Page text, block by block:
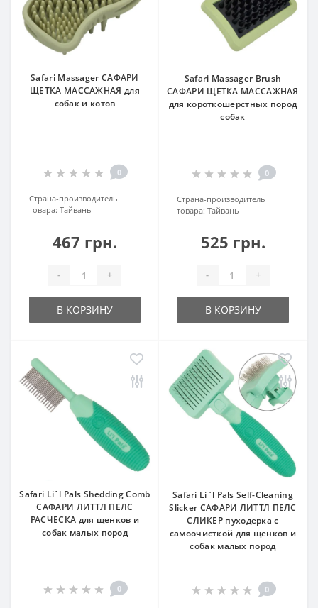
Safari Massager САФАРИ
ЩЕТКА МАССАЖНАЯ для
собак и котов
0
Страна-производитель
товара: Тайвань
467 грн.
- +
В КОРЗИНУ
Safari Massager Brush
САФАРИ ЩЕТКА МАССАЖНАЯ
для короткошерстных пород
собак
0
Страна-производитель
товара: Тайвань
525 грн.
- +
В КОРЗИНУ
Safari Li`l Pals Shedding Comb
САФАРИ ЛИТТЛ ПЕЛС
РАСЧЕСКА для щенков и
собак малых пород
0
Safari Li`l Pals Self-Cleaning
Slicker САФАРИ ЛИТТЛ ПЕЛС
СЛИКЕР пуходерка с
самоочисткой для щенков и
собак малых пород
0